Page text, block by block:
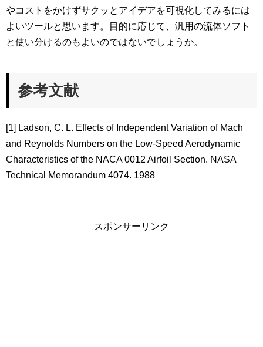
やコストをかけずサクッとアイデアを可視化してみるには
よいツールと思います。目的に応じて、汎用の流体ソフト
と使い分けるのもよいのではないでしょうか。
参考文献
[1] Ladson, C. L. Effects of Independent Variation of Mach
and Reynolds Numbers on the Low-Speed Aerodynamic
Characteristics of the NACA 0012 Airfoil Section. NASA
Technical Memorandum 4074. 1988
スポンサーリンク